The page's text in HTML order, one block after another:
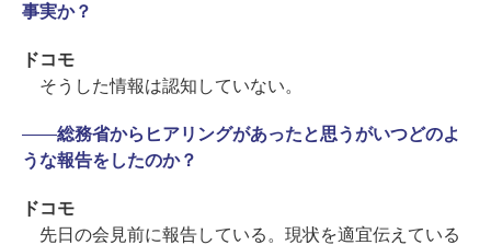
事実か？
ドコモ
そうした情報は認知していない。
――総務省からヒアリングがあったと思うがいつどのよ
うな報告をしたのか？
ドコモ
先日の会見前に報告している。現状を適宜伝えている